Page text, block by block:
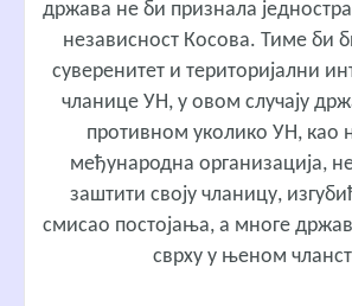
држава не би признала
независност Косова. Тиме би
суверенитет и територијални
чланице УН, у овом случају
противном уколико УН, као
међународна организација,
заштити своју чланицу,
смисао постојања, а многе
сврху у њеном